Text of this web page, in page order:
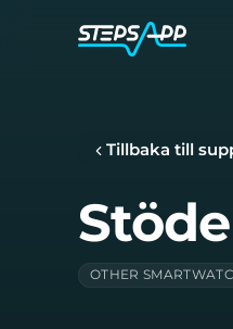
Tillbaka till
OTHER